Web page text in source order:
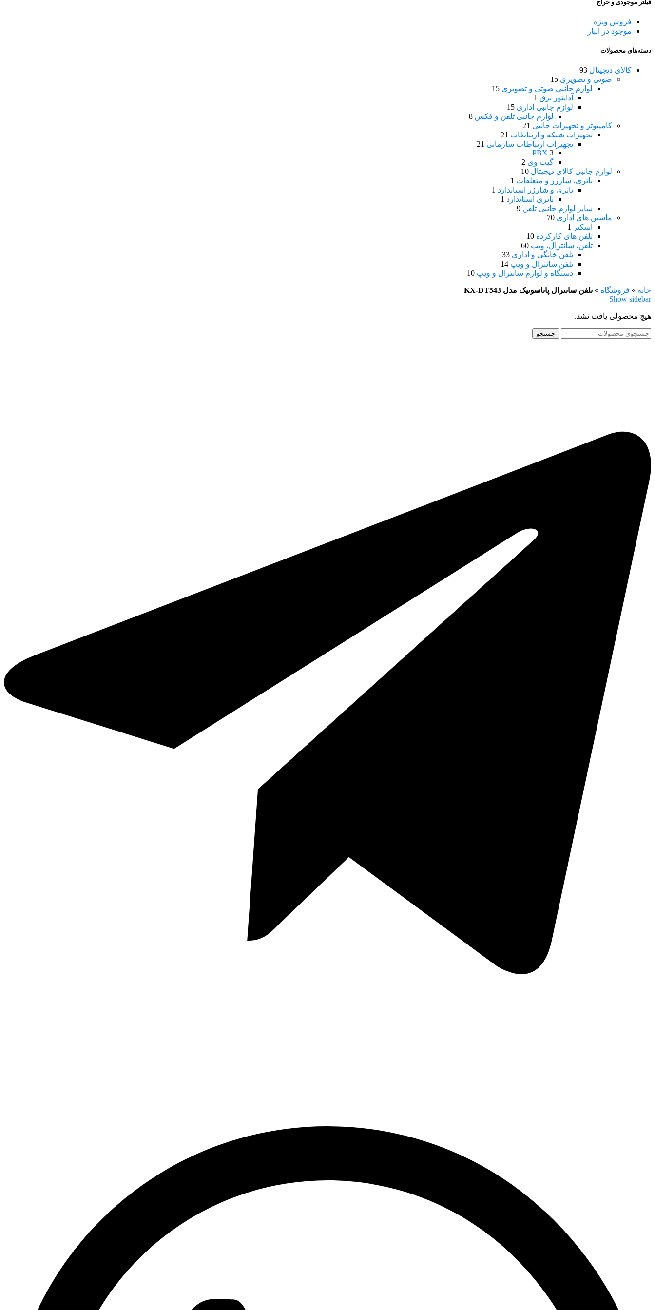
فیلتر موجودی و حراج
فروش ویژه
موجود در انبار
دسته‌های محصولات
کالای دیجیتال 93
صوتی و تصویری 15
لوازم جانبی صوتی و تصویری 15
آداپتور برق 1
لوازم جانبی اداری 15
لوازم جانبی تلفن و فکس 8
کامپیوتر و تجهیزات جانبی 21
تجهیزات شبکه و ارتباطات 21
تجهیزات ارتباطات سازمانی 21
PBX 3
گیت وی 2
لوازم جانبی کالای دیجیتال 10
باتری، شارژر و متعلقات 1
باتری و شارژر استاندارد 1
باتری استاندارد 1
سایر لوازم جانبی تلفن 9
ماشین های اداری 70
اسکنر
1
تلفن های کارکرده 10
تلفن، سانترال، ویپ 60
تلفن خانگی و اداری 33
تلفن سانترال و ویپ 14
دستگاه و لوازم سانترال و ویپ 10
خانه » فروشگاه »تلفن سانترال پاناسونیک مدل KX-DT543
Show sidebar
هیچ محصولی یافت نشد.
جستجو